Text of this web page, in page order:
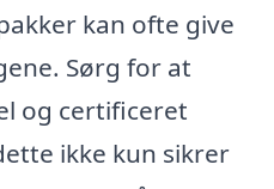
kan ofte give
Sørg for at
og certificeret
ikke kun sikrer